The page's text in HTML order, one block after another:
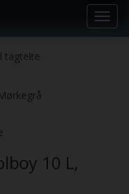
tagtelte
10 L,